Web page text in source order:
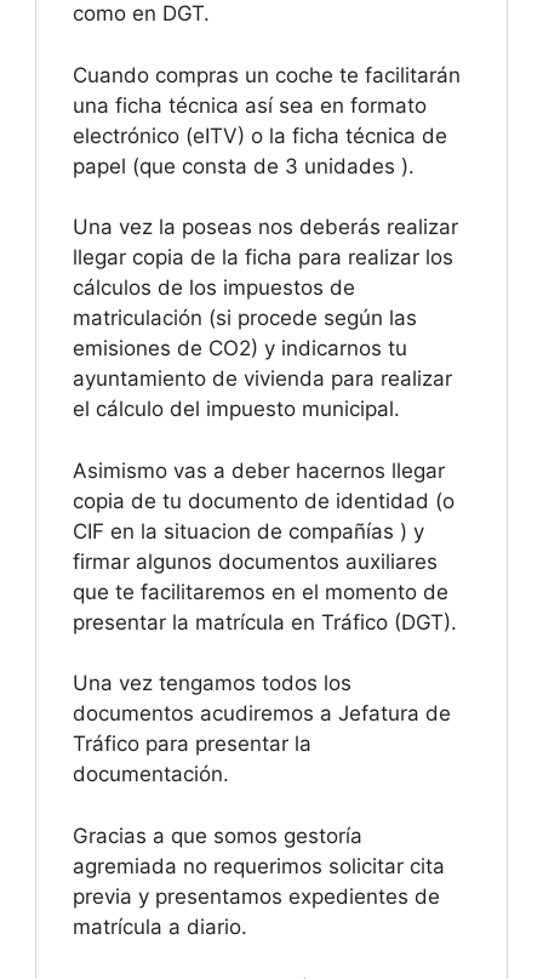
como en DGT.
Cuando compras un coche te facilitarán
una ficha técnica así sea en formato
electrónico (eITV) o la ficha técnica de
papel (que consta de 3 unidades ).
Una vez la poseas nos deberás realizar
llegar copia de la ficha para realizar los
cálculos de los impuestos de
matriculación (si procede según las
emisiones de CO2) y indicarnos tu
ayuntamiento de vivienda para realizar
el cálculo del impuesto municipal.
Asimismo vas a deber hacernos llegar
copia de tu documento de identidad (o
CIF en la situacion de compañías ) y
firmar algunos documentos auxiliares
que te facilitaremos en el momento de
presentar la matrícula en Tráfico (DGT).
Una vez tengamos todos los
documentos acudiremos a Jefatura de
Tráfico para presentar la
documentación.
Gracias a que somos gestoría
agremiada no requerimos solicitar cita
previa y presentamos expedientes de
matrícula a diario.